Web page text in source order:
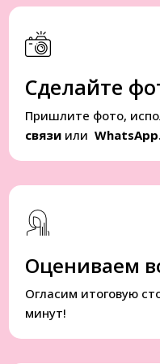
Сделайте
Пришлите фото,
связи или
Оцениваем
Огласим итоговую
минут!